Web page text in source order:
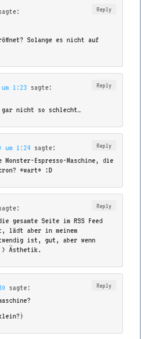
Reply
Solange es nicht auf
1:23 sagte: Reply
gar nicht so schlecht…
um 1:24 sagte: Reply
Espresso-Maschine, die
*wart* :D
Reply
gesamte Seite im RSS Feed
lädt aber in meinem
ist, gut, aber wenn
Ästhetik.
sagte: Reply